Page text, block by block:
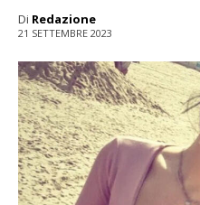
Di Redazione
21 SETTEMBRE 2023